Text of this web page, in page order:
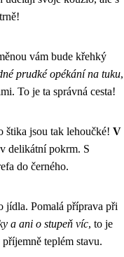
vám bude křehký
prudké opékání na tuku,
To je ta správná cesta!
štika jsou tak lehoučké! V
delikátní pokrm. S
do černého.
jídla. Pomalá příprava při
a ani o stupeň víc, to je
teplém stavu.